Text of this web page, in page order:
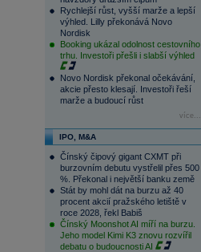
Rychlejší růst, vyšší marže a lepší
výhled. Lilly překonává Novo
Nordisk
Booking ukázal odolnost cestovního
trhu. Investoři přešli i slabší výhled
Novo Nordisk překonal očekávání,
akcie přesto klesají. Investoři řeší
marže a budoucí růst
více...
IPO, M&A
Čínský čipový gigant CXMT při
burzovním debutu vystřelil přes 500
%. Překonal i největší banku země
Stát by mohl dát na burzu až 40
procent akcií pražského letiště v
roce 2028, řekl Babiš
Čínský Moonshot AI míří na burzu.
Jeho model Kimi K3 znovu rozvířil
debatu o budoucnosti AI